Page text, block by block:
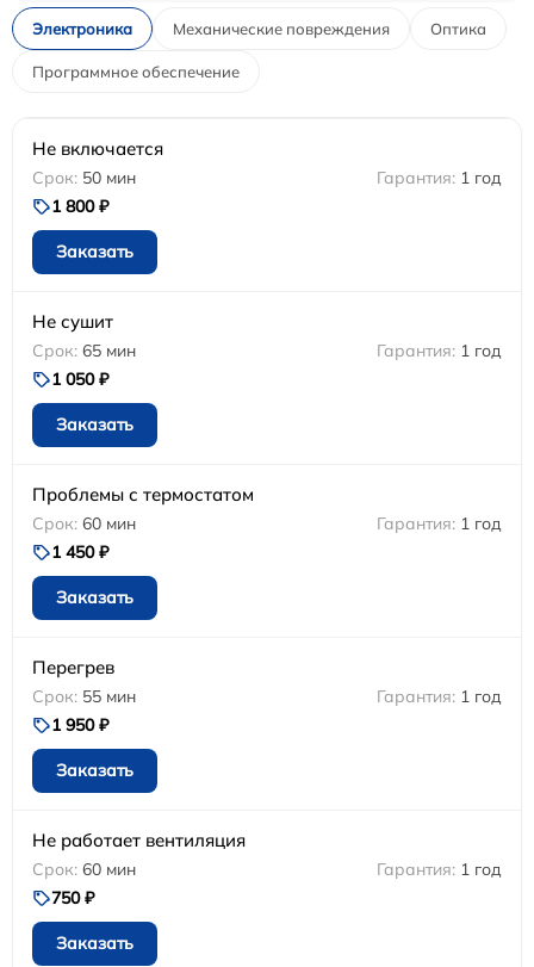
Электроника Механические повреждения Оптика
Программное обеспечение
Не включается
50 мин
1 год
1 800 ₽
Заказать
Не сушит
65 мин
1 год
1 050 ₽
Заказать
Проблемы с термостатом
60 мин
1 год
1 450 ₽
Заказать
Перегрев
55 мин
1 год
1 950 ₽
Заказать
Не работает вентиляция
60 мин
1 год
750 ₽
Заказать